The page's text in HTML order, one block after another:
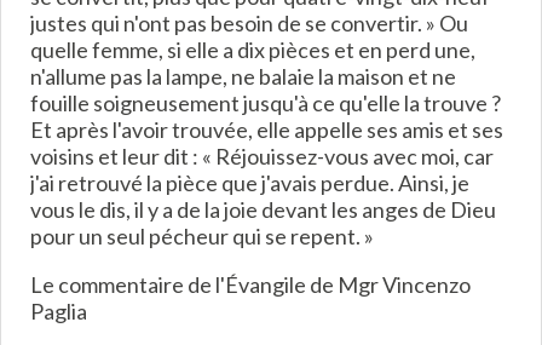
justes qui n'ont pas besoin de se convertir. » Ou
quelle femme, si elle a dix pièces et en perd une,
n'allume pas la lampe, ne balaie la maison et ne
fouille soigneusement jusqu'à ce qu'elle la trouve ?
Et après l'avoir trouvée, elle appelle ses amis et ses
voisins et leur dit : « Réjouissez-vous avec moi, car
j'ai retrouvé la pièce que j'avais perdue. Ainsi, je
vous le dis, il y a de la joie devant les anges de Dieu
pour un seul pécheur qui se repent. »
Le commentaire de l'Évangile de Mgr Vincenzo
Paglia